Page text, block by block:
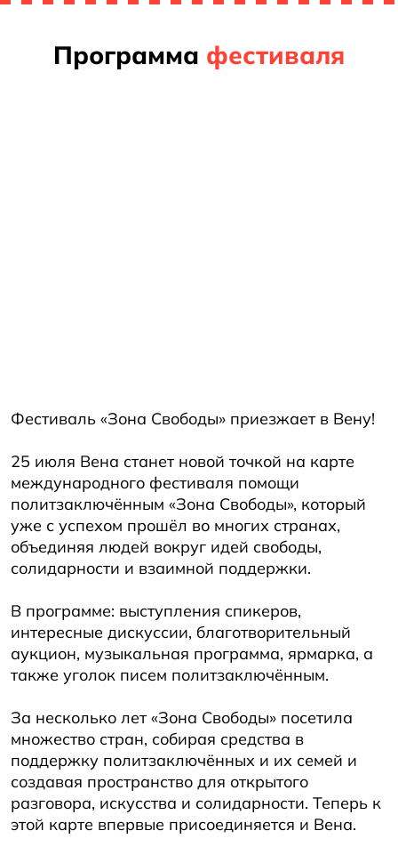
Программа фестиваля
Фестиваль «Зона Свободы» приезжает в Вену!
25 июля Вена станет новой точкой на карте
международного фестиваля помощи
политзаключённым «Зона Свободы», который
уже с успехом прошёл во многих странах,
объединяя людей вокруг идей свободы,
солидарности и взаимной поддержки.
В программе: выступления спикеров,
интересные дискуссии, благотворительный
аукцион, музыкальная программа, ярмарка, а
также уголок писем политзаключённым.
За несколько лет «Зона Свободы» посетила
множество стран, собирая средства в
поддержку политзаключённых и их семей и
создавая пространство для открытого
разговора, искусства и солидарности. Теперь к
этой карте впервые присоединяется и Вена.